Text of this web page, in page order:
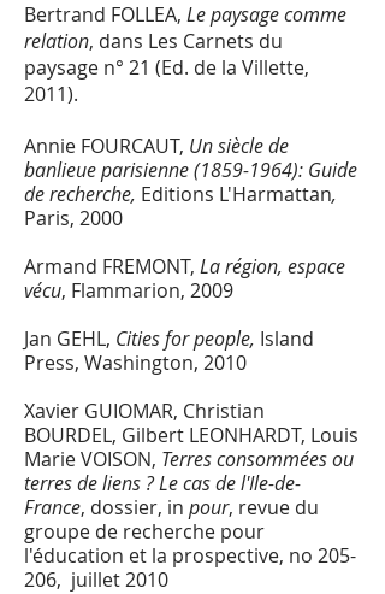
Bertrand FOLLEA, Le paysage comme
relation, dans Les Carnets du
paysage n° 21 (Ed. de la Villette,
2011).
Annie FOURCAUT, Un siècle de
banlieue parisienne(1859-1964): Guide
de recherche, Editions L'Harmattan,
Paris, 2000
Armand FREMONT, La région, espace
vécu, Flammarion, 2009
Jan GEHL, Cities for people, Island
Press, Washington, 2010
Xavier GUIOMAR, Christian
BOURDEL, Gilbert LEONHARDT, Louis
Marie VOISON, Terres consommées ou
terres de liens ? Le cas de l'Ile-de-
France, dossier, in pour, revue du
groupe de recherche pour
l'éducation et la prospective, no 205-
206, juillet 2010